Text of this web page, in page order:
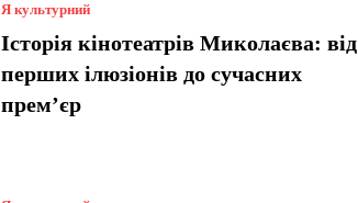
Я культурний
Історія кінотеатрів Миколаєва: від
перших ілюзіонів до сучасних
прем’єр